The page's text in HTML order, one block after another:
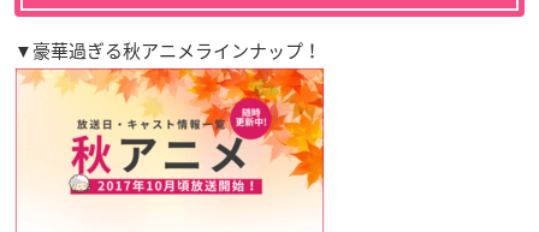
▼豪華過ぎる秋アニメラインナップ！